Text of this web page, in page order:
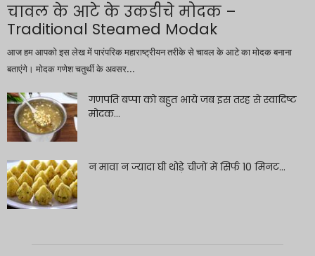
चावल के आटे के उकडीचे मोदक –
Traditional Steamed Modak
आज हम आपको इस लेख में पारंपरिक महाराष्ट्रीयन तरीके से चावल के आटे का मोदक बनाना
बताएंगे। मोदक गणेश चतुर्थी के अवसर...
गणपति बप्पा को बहुत भाये जब इस तरह से स्वादिष्ट
मोदक...
न मावा न ज्यादा घी थोड़े चीजों में सिर्फ 10 मिनट...